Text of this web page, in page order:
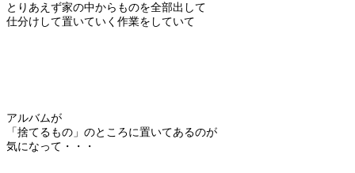
とりあえず家の中からものを全部出して
仕分けして置いていく作業をしていて
アルバムが
「捨てるもの」のところに置いてあるのが
気になって・・・